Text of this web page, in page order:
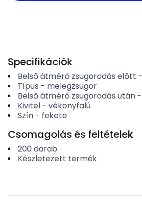
Specifikációk
Belső átmérő zsugorodás előtt -
Típus - melegzsugor
Belső átmérő zsugorodás után-
Kivitel- vékonyfalú
Szín- fekete
Csomagolás és feltételek
200 darab
Készletezett termék